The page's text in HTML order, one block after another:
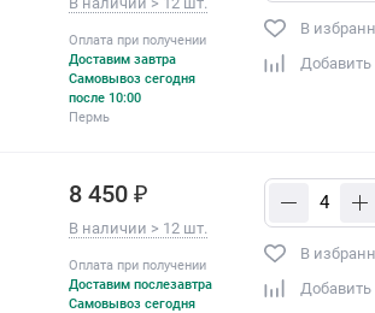
Оплата при получении
Доставим завтра
Самовывоз сегодня
после 10:00
Пермь
В
8 450 ₽
В наличии > 12 шт.
Оплата при получении
Доставим послезавтра
Самовывоз сегодня
В